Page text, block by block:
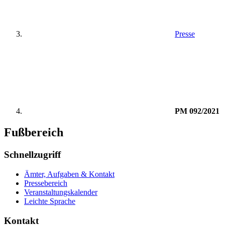
Presse
PM 092/2021
Fußbereich
Schnellzugriff
Ämter, Aufgaben & Kontakt
Pressebereich
Veranstaltungskalender
Leichte Sprache
Kontakt